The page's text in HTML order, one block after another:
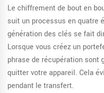
Le chiffrement de bout en
suit un processus en quatre
génération des clés se fait
Lorsque vous créez un
phrase de récupération sont
quitter votre appareil. Cela
pendant le transfert.